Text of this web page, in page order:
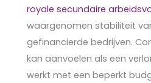
royale secundaire
waargenomen stabiliteit
gefinancierde bedrijven.
kan aanvoelen als een
werkt met een beperkt